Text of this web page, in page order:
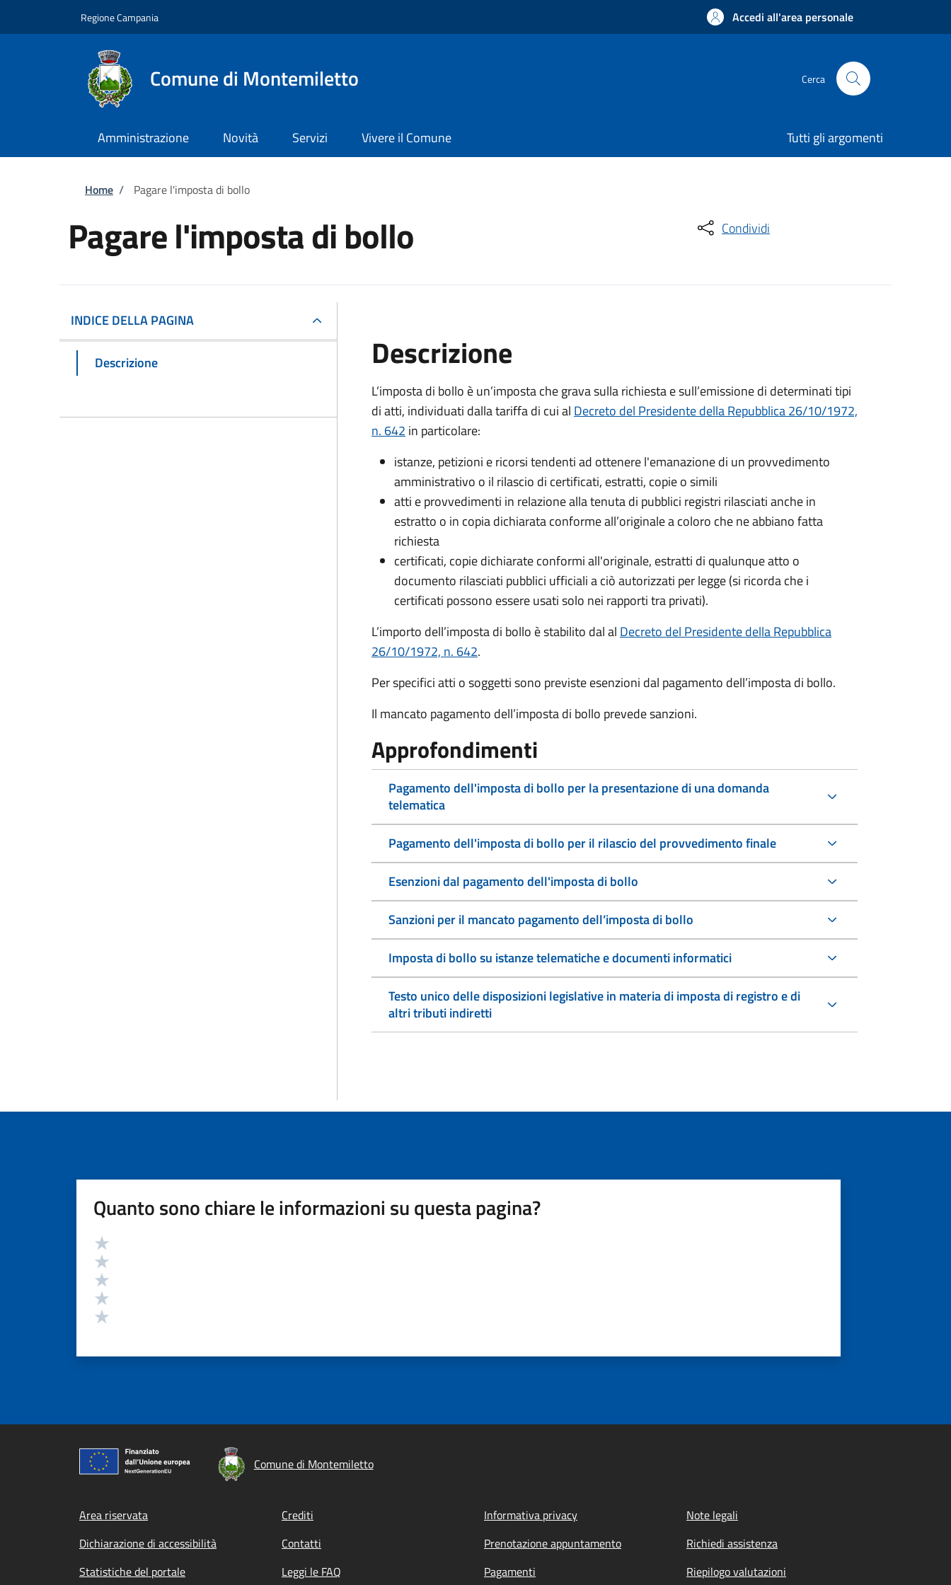
Regione Campania Accedi all'area personale
Comune di Montemiletto Cerca
Amministrazione Novità Servizi Vivere il Comune Tutti gli argomenti
Briciole di pane
Home / Pagare l'imposta di bollo
Pagare l'imposta di bollo Condividi
INDICE DELLA PAGINA
Descrizione Descrizione
L’imposta di bollo è un’imposta che grava sulla richiesta e sull’emissione di determinati tipi
di atti, individuati dalla tariffa di cui al Decreto del Presidente della Repubblica 26/10/1972,
n. 642 in particolare:
istanze, petizioni e ricorsi tendenti ad ottenere l'emanazione di un provvedimento
amministrativo o il rilascio di certificati, estratti, copie o simili
atti e provvedimenti in relazione alla tenuta di pubblici registri rilasciati anche in
estratto o in copia dichiarata conforme all’originale a coloro che ne abbiano fatta
richiesta
certificati, copie dichiarate conformi all'originale, estratti di qualunque atto o
documento rilasciati pubblici ufficiali a ciò autorizzati per legge (si ricorda che i
certificati possono essere usati solo nei rapporti tra privati).
L’importo dell’imposta di bollo è stabilito dal al Decreto del Presidente della Repubblica
26/10/1972, n. 642.
Per specifici atti o soggetti sono previste esenzioni dal pagamento dell’imposta di bollo.
Il mancato pagamento dell’imposta di bollo prevede sanzioni.
Approfondimenti
Pagamento dell'imposta di bollo per la presentazione di una domanda
telematica
Pagamento dell'imposta di bollo per il rilascio del provvedimento finale
Esenzioni dal pagamento dell'imposta di bollo
Sanzioni per il mancato pagamento dell’imposta di bollo
Imposta di bollo su istanze telematiche e documenti informatici
Testo unico delle disposizioni legislative in materia di imposta di registro e di
altri tributi indiretti
Quanto sono chiare le informazioni su questa pagina?
Valutazione
Comune di Montemiletto
Footer menu
Area riservata Crediti Informativa privacy
Note legali
Dichiarazione di accessibilità
Contatti Prenotazione appuntamento
Richiedi assistenza
Statistiche del portale
Leggi le FAQ Pagamenti Riepilogo valutazioni